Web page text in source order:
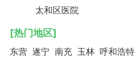
太和区医院
[热门地区]
东营 遂宁 南充 玉林 呼和浩特